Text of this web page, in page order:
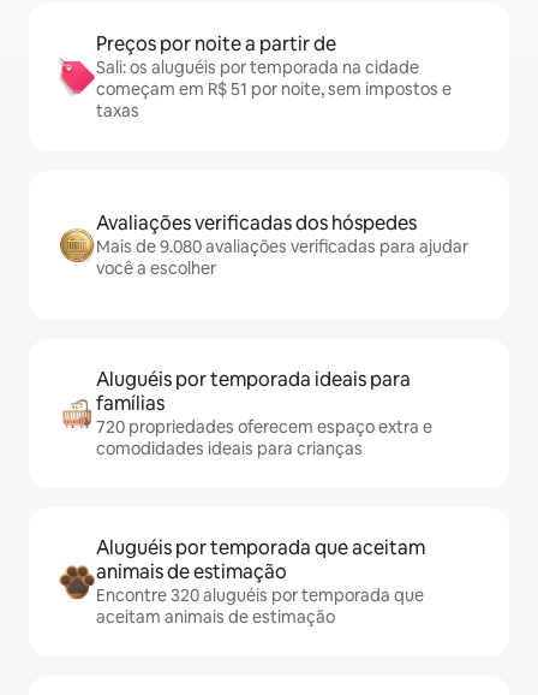
Preços por noite a partir de
Sali: os aluguéis por temporada na cidade
começam em R$ 51 por noite, sem impostos e
taxas
Avaliações verificadas dos hóspedes
Mais de 9.080 avaliações verificadas para ajudar
você a escolher
Aluguéis por temporada ideais para
famílias
720 propriedades oferecem espaço extra e
comodidades ideais para crianças
Aluguéis por temporada que aceitam
animais de estimação
Encontre 320 aluguéis por temporada que
aceitam animais de estimação